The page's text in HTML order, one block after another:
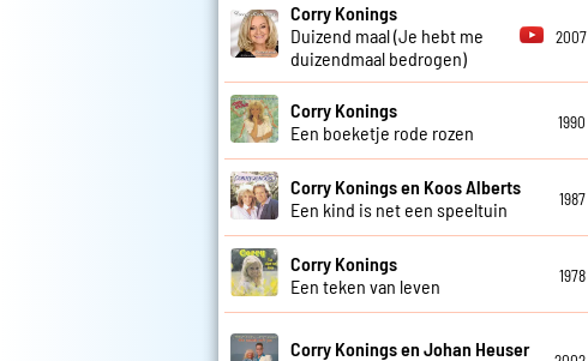
Corry Konings
Duizend maal (Je hebt me
duizendmaal bedrogen)
2007
Corry Konings
Een boeketje rode rozen
1990
Corry Konings en Koos Alberts
Een kind is net een speeltuin
1987
Corry Konings
Een teken van leven
1978
Corry Konings en Johan Heuser